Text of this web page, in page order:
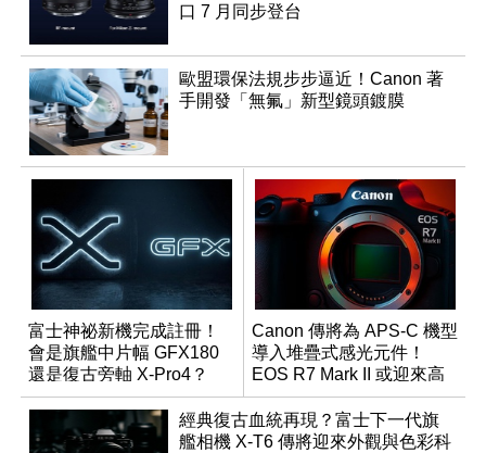
口 7 月同步登台
歐盟環保法規步步逼近！Canon 著
手開發「無氟」新型鏡頭鍍膜
富士神祕新機完成註冊！
會是旗艦中片幅 GFX180
還是復古旁軸 X-Pro4？
Canon 傳將為 APS-C 機型
導入堆疊式感光元件！
EOS R7 Mark II 或迎來高
速讀出升級
經典復古血統再現？富士下一代旗
艦相機 X-T6 傳將迎來外觀與色彩科